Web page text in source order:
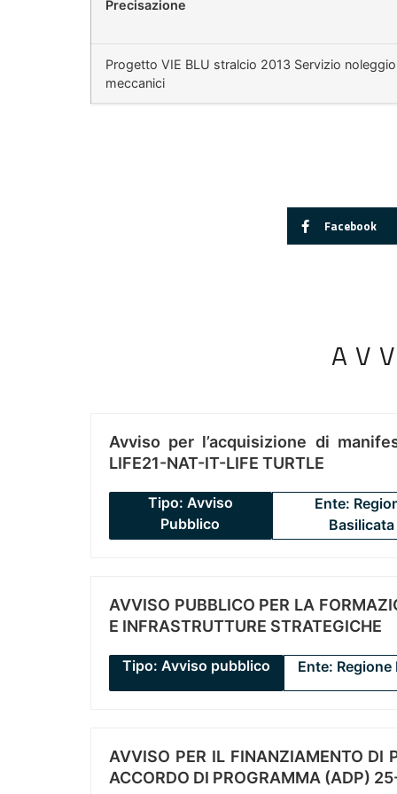
Precisazione
Progetto VIE BLU stralcio 2013 Servizio
meccanici
Facebook
Avviso per l’acquisizione di
LIFE21-NAT-IT-LIFE TURTLE
Tipo: Avviso
Pubblico
Ente:
Basilicata
AVVISO PUBBLICO PER LA
E INFRASTRUTTURE STRATEGICHE
Tipo: Avviso pubblico Ente:
AVVISO PER IL FINANZIAMENTO DI
ACCORDO DI PROGRAMMA (ADP)